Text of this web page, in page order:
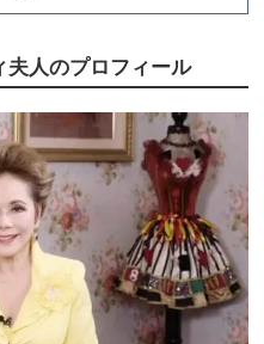
夫人のプロフィール